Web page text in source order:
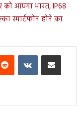
आएगा भारत, IP68
स्मार्टफोन होने का
Reddit VKontakteShare via Email